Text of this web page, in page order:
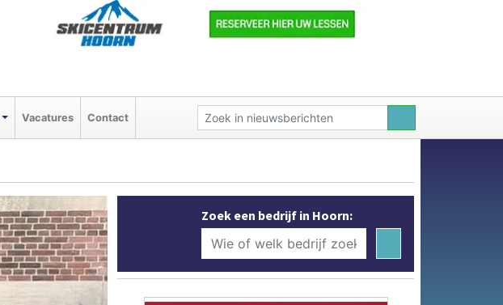
Vacatures Contact
Zoek een bedrijf in Hoorn: